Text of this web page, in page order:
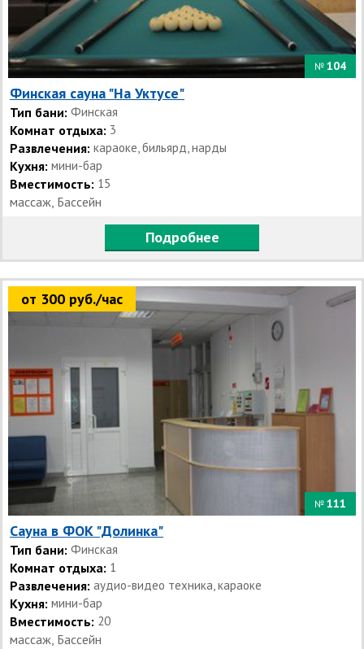
№ 104
Финская сауна "На Уктусе"
Тип бани: Финская
Комнат отдыха: 3
Развлечения: караоке, бильярд, нарды
Кухня: мини-бар
Вместимость: 15
массаж, Бассейн
Подробнее
от 300 руб./час
№ 111
Сауна в ФОК "Долинка"
Тип бани: Финская
Комнат отдыха: 1
Развлечения: аудио-видео техника, караоке
Кухня: мини-бар
Вместимость: 20
массаж, Бассейн